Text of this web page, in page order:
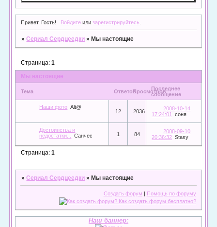
Привет, Гость! Войдитеили зарегистрируйтесь
»Сериал Сердцеедки » Мы настоящие
Мы настоящие
Страница:1
Тема ОтветовПросмотровПоследнее
сообщение
Наши фото Alt@
12 2036
2008-10-14
17:24:01
соня
Достоинства и
недостатки...
Санчес 1 84
2008-09-10
20:36:32 Stasy
Страница:1
»Сериал Сердцеедки » Мы настоящие
Создать форум | Помощь по форуму
Наш баннер: